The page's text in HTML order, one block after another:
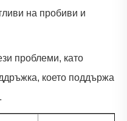
на пробиви и
проблеми, като
което поддържа